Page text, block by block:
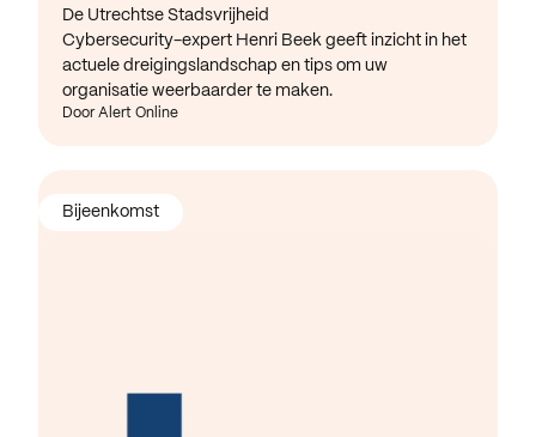
De Utrechtse Stadsvrijheid
Cybersecurity-expert Henri Beek geeft inzicht in het
actuele dreigingslandschap en tips om uw
organisatie weerbaarder te maken.
Door Alert Online
Bijeenkomst